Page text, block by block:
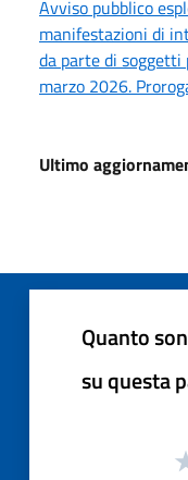
Avviso pubblico
manifestazioni di
da parte di
marzo 2026.
Ultimo
Quanto
su questa